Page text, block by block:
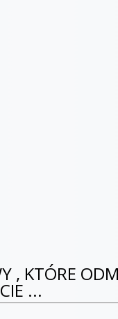
, KTÓRE
...